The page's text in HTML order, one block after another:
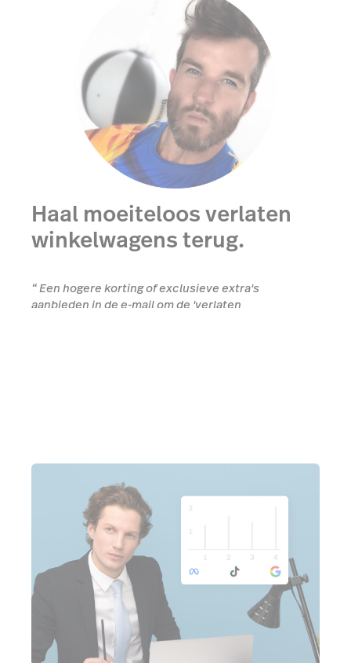
Haal moeiteloos verlaten
winkelwagens terug.
“Een hogere korting of exclusieve extra's
aanbieden in de e-mail om de 'verlaten